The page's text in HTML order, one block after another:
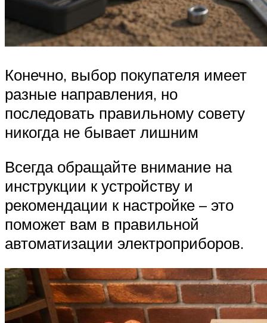
Конечно, выбор покупателя имеет
разные направления, но
последовать правильному совету
никогда не бывает лишним
Всегда обращайте внимание на
инструкции к устройству и
рекомендации к настройке – это
поможет вам в правильной
автоматизации электроприборов.